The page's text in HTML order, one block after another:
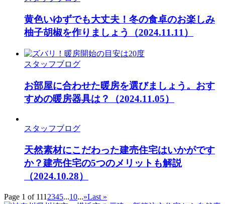
黄色いゆずでも大丈夫！冬の食卓のお楽しみ
柚子胡椒を作りましょう
（2024.11.11）
スタッフブログ
お部屋に合わせた暖房を選びましょう。おす
すめの暖房器具は？
（2024.11.05）
スタッフブログ
天然素材にこだわった建売住宅はいかがです
か？建売住宅の5つのメリットも解説
（2024.10.28）
Page 1 of 111 2345...10...»Last »